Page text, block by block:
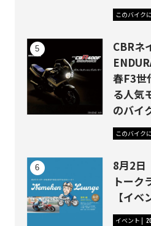
このバイク
CBRネ
春F3世
る人気
のバイ
このバイク
8月2日
トーク
【イベ
イベント